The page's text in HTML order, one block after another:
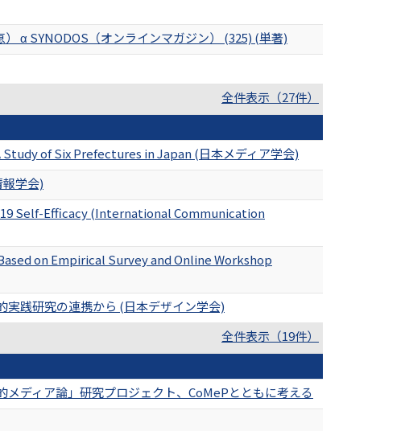
α SYNODOS（オンラインマガジン） (325) (単著)
全件表示（27件）
of Six Prefectures in Japan (日本メディア学会)
学会)
Self-Efficacy (International Communication
on Empirical Survey and Online Workshop
実践研究の連携から (日本デザイン学会)
全件表示（19件）
ディア論」研究プロジェクト、CoMePとともに考える